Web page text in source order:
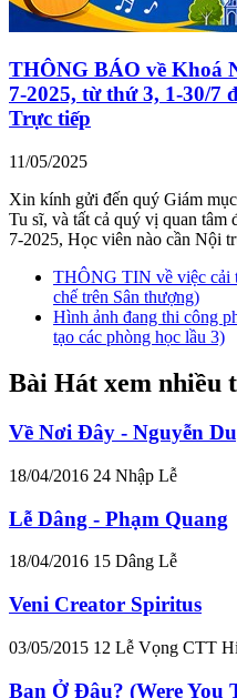
THÔNG BÁO về Khoá
7-2025, từ thứ 3, 1-30/7
Trực tiếp
11/05/2025
Xin kính gửi đến quý Giám
Tu sĩ, và tất cả quý vị quan
7-2025, Học viên nào cần Nội
THÔNG TIN về việc cải
chế trên Sân thượng)
Hình ảnh đang thi công
tạo các phòng học lầu 3)
Bài Hát xem nhiều
Về Nơi Đây - Nguyễn
18/04/2016 24 Nhập Lễ
Lễ Dâng - Phạm Quang
18/04/2016 15 Dâng Lễ
Veni Creator Spiritus
03/05/2015 12 Lễ Vọng CTT
Bạn Ở Đâu? (Were You